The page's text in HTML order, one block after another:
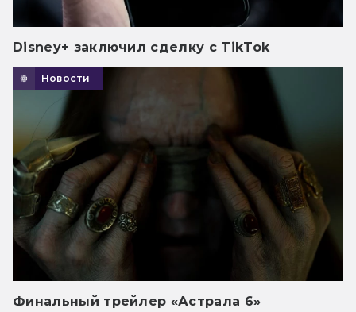
Disney+ заключил сделку с TikTok
Новости
Финальный трейлер «Астрала 6»